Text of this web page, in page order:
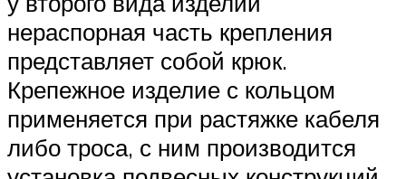
нераспорная часть крепления
представляет собой крюк.
Крепежное изделие с кольцом
применяется при растяжке кабеля
либо троса, с ним производится